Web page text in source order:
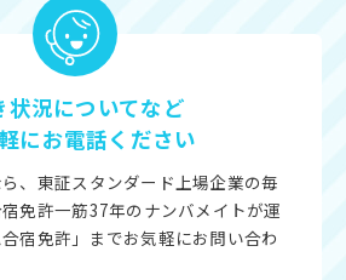
状況についてなど
にお電話ください
、東証スタンダード上場企業の毎
免許一筋37年のナンバメイトが運
宿免許」までお気軽にお問い合わ